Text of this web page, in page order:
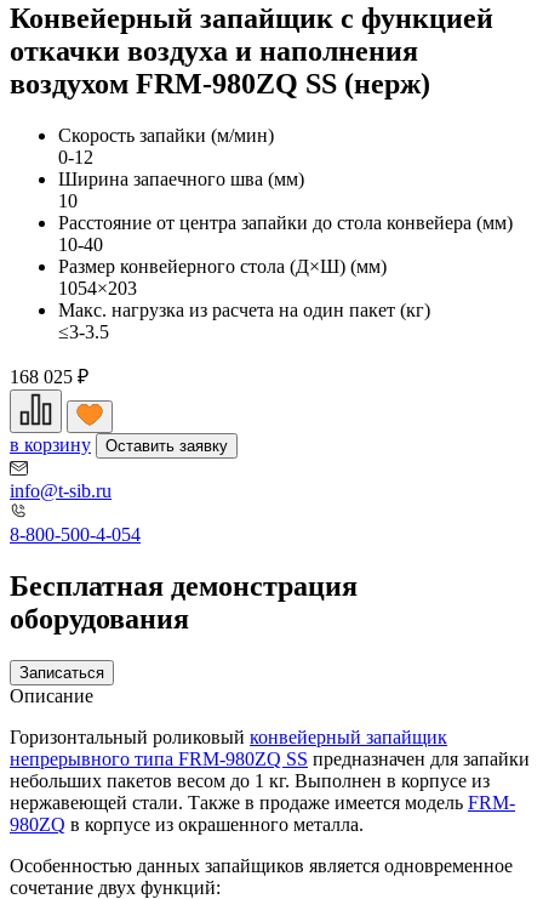
Конвейерный запайщик с функцией
откачки воздуха и наполнения
воздухом FRM-980ZQ SS (нерж)
Скорость запайки (м/мин)
0-12
Ширина запаечного шва (мм)
10
Расстояние от центра запайки до стола конвейера (мм)
10-40
Размер конвейерного стола (Д×Ш) (мм)
1054×203
Макс. нагрузка из расчета на один пакет (кг)
≤3-3.5
168 025 ₽
в корзину Оставить заявку
info@t-sib.ru
8-800-500-4-054
Бесплатная демонстрация
оборудования
Записаться
Описание
Горизонтальный роликовый конвейерный запайщик
непрерывного типа FRM-980ZQ SS предназначен для запайки
небольших пакетов весом до 1 кг. Выполнен в корпусе из
нержавеющей стали. Также в продаже имеется модель FRM-
980ZQ в корпусе из окрашенного металла.
Особенностью данных запайщиков является одновременное
сочетание двух функций: